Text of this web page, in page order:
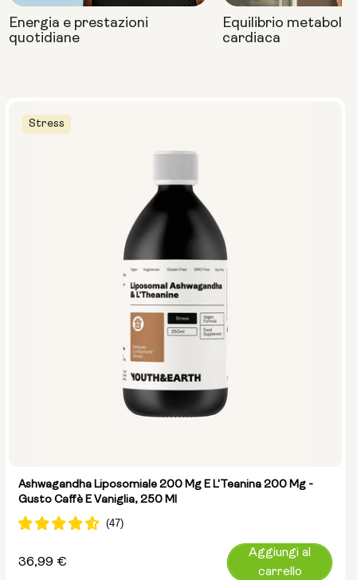
Stress
Ashwagandha Liposomiale 200 Mg E L'Teanina 200 Mg -
Gusto Caffè E Vaniglia, 250 Ml
Prezzo
36,99 €
Aggiungi al
carrello
Energia e prestazioni
quotidiane
Equilibrio
cardiaca